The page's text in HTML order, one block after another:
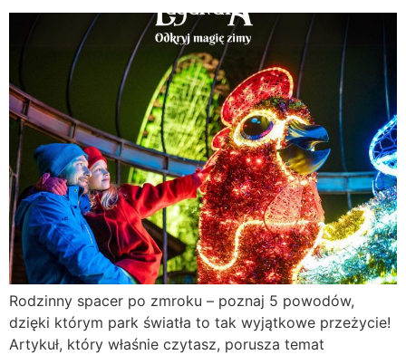
Rodzinny spacer po zmroku – poznaj 5 powodów,
dzięki którym park światła to tak wyjątkowe przeżycie!
Artykuł, który właśnie czytasz, porusza temat